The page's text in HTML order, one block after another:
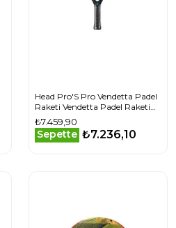
Head Pro'S Pro Vendetta Padel
Raketi Vendetta Padel Raketi
X150 Yeşil
₺7.459,90
Sepette ₺7.236,10